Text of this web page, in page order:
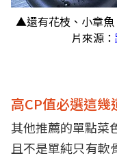
▲還有花枝、小章魚
片來源：
高CP值必選這幾
其他推薦的單點菜
且不是單純只有軟